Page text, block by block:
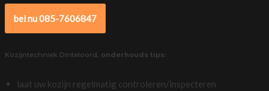
bel nu 085-7606847
Kozijntechniek Dinteloord, onderhouds tips:
laat uw kozijn regelmatig controleren/inspecteren